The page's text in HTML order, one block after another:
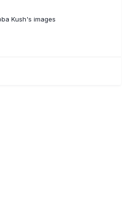
Kush's images